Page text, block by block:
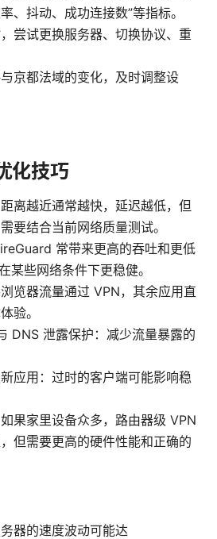
、抖动、成功连接数”等指标。
尝试更换服务器、切换协议、重
京都法域的变化，及时调整设
化技巧
离越近通常越快，延迟越低，但
要结合当前网络质量测试。
常带来更高的吞吐和更低
某些网络条件下更稳健。
览器流量通过 VPN，其余应用直
验。
DNS 泄露保护：减少流量暴露的
应用：过时的客户端可能影响稳
果家里设备众多，路由器级 VPN
但需要更高的硬件性能和正确的
器的速度波动可能达